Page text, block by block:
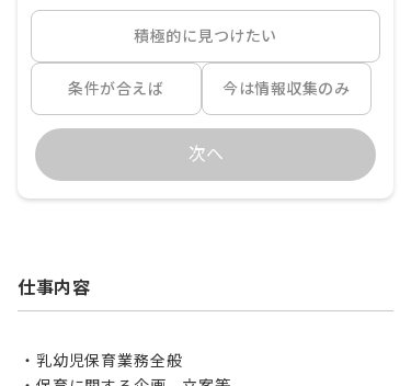
積極的に見つけたい
条件が合えば 今は情報収集のみ
次へ
仕事内容
・乳幼児保育業務全般